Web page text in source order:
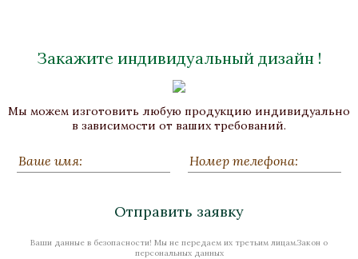
Закажите индивидуальный дизайн !
Мы можем изготовить любую продукцию индивидуально
в зависимости от ваших требований.
Отправить заявку
Ваши данные в безопасности! Мы не передаем их третьим лицам.Закон о
персональных данных